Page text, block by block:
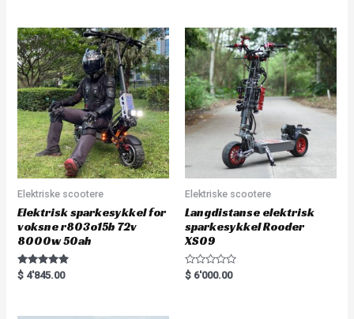
0
o
u
t
o
f
5
Elektriske scootere
Elektrisk sparkesykkel for
voksne r803o15b 72v
8000w 50ah
Rated
5.00
$ 4'845.00
Elektriske scootere
Langdistanse elektrisk
sparkesykkel Rooder
XS09
R
a
$ 6'000.00